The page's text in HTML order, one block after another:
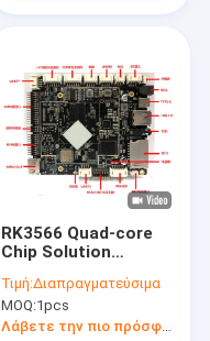
RK3566 Quad-core
Chip Solution
Board για έξυπνη
βιομηχανική μητρική
πλακέτα All-in-One
Τιμή:Διαπραγματεύσιμα
MOQ:1pcs
Λάβετε την πιο πρόσφατη τιμή